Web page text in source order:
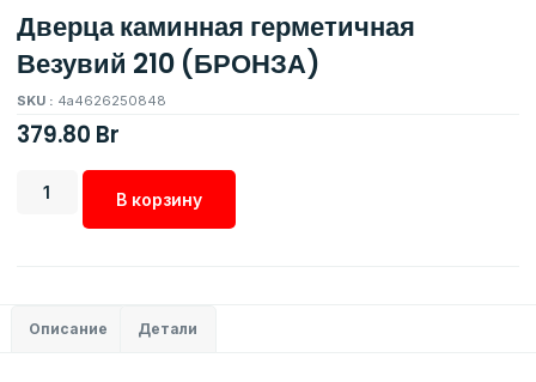
Дверца каминная герметичная
Везувий 210 (БРОНЗА)
SKU : 4a4626250848
379.80 Br
В корзину
Описание Детали